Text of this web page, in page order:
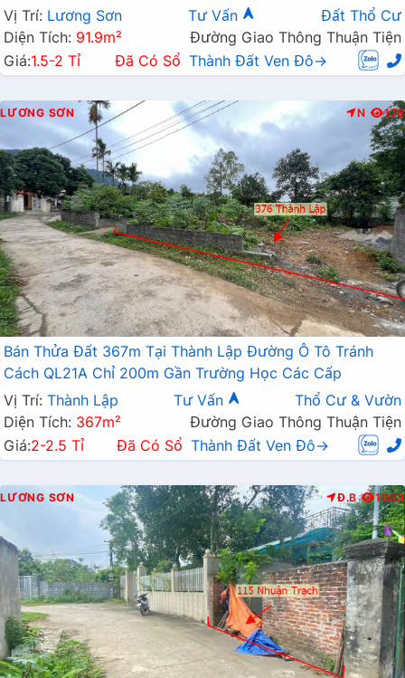
Vị Trí: Lương Sơn Tư Vấn
Đất Thổ Cư
Diện Tích: 91.9m²
Đường Giao Thông Thuận Tiện
Giá:1.5-2 Tỉ Đã Có Sổ Thành Đất Ven Đô→
LƯƠNG SƠN N 178
Bán Thửa Đất 367m Tại Thành Lập Đường Ô Tô Tránh
Cách QL21A Chỉ 200m Gần Trường Học Các Cấp
Vị Trí: Thành Lập Tư Vấn
Thổ Cư & Vườn
Diện Tích: 367m²
Đường Giao Thông Thuận Tiện
Giá:2-2.5 Tỉ Đã Có Sổ Thành Đất Ven Đô→
LƯƠNG SƠN Đ.B 1003